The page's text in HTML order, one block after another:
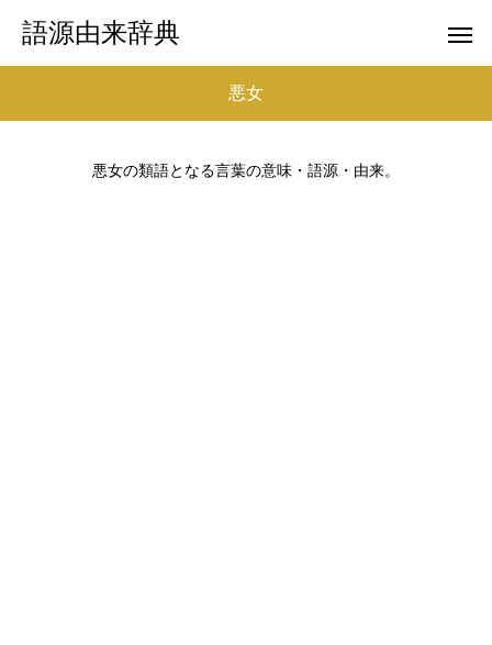
語源由来辞典
悪女
悪女の類語となる言葉の意味・語源・由来。